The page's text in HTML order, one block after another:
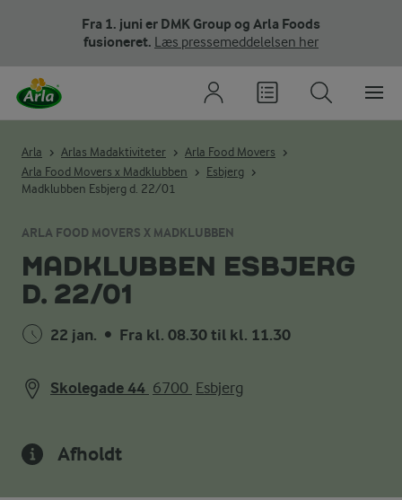
Fra 1. juni er DMK Group og Arla Foods
fusioneret. Læs pressemeddelelsen her
Arla Arlas Madaktiviteter
Arla Food Movers
Arla Food Movers x Madklubben
Esbjerg
Madklubben Esbjerg d. 22/01
ARLA FOOD MOVERS X MADKLUBBEN
MADKLUBBEN ESBJERG
D. 22/01
22 jan. • Fra kl. 08.30 til kl. 11.30
Skolegade 44 6700 Esbjerg
Afholdt